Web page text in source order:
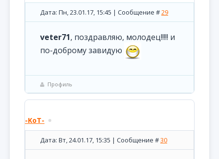
Дата: Пн, 23.01.17, 15:45 | Сообщение #29
veter71, поздравляю, молодец!!!!! и
по-доброму завидую
Профиль
-KoT-
Дата: Вт, 24.01.17, 15:35 | Сообщение #30